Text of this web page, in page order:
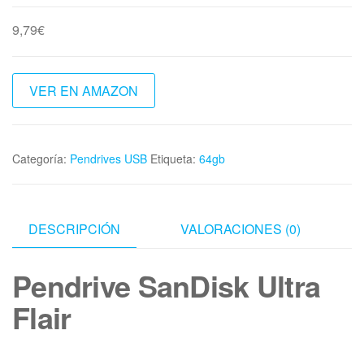
9,79€
VER EN AMAZON
Categoría: Pendrives USB Etiqueta: 64gb
DESCRIPCIÓN VALORACIONES (0)
Pendrive SanDisk Ultra
Flair